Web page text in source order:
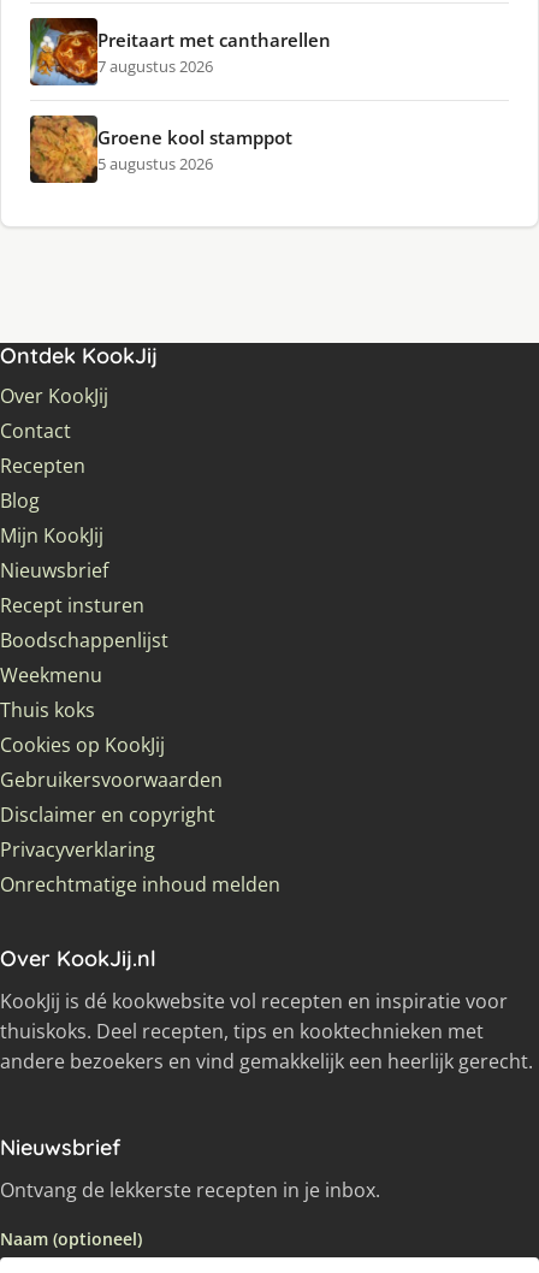
Preitaart met cantharellen
7 augustus 2026
Groene kool stamppot
5 augustus 2026
Ontdek KookJij
Over KookJij
Contact
Recepten
Blog
Mijn KookJij
Nieuwsbrief
Recept insturen
Boodschappenlijst
Weekmenu
Thuis koks
Cookies op KookJij
Gebruikersvoorwaarden
Disclaimer en copyright
Privacyverklaring
Onrechtmatige inhoud melden
Over KookJij.nl
KookJij is dé kookwebsite vol recepten en inspiratie voor
thuiskoks. Deel recepten, tips en kooktechnieken met
andere bezoekers en vind gemakkelijk een heerlijk gerecht.
Nieuwsbrief
Ontvang de lekkerste recepten in je inbox.
Naam (optioneel)